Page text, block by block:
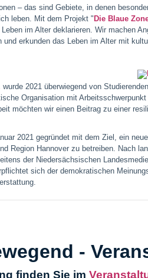
– das sind Gebiete, in denen
leben. Mit dem Projekt " Die Blaue
im Alter deklarieren. Wir machen
und erkunden das Leben im Alter mit
wurde 2021 überwiegend von
Organisation mit
möchten wir einen Beitrag zu einer
2021 gegründet mit dem Ziel, ein
Region Hannover zu betreiben. Nach
der Niedersächsischen
sich der demokratischen
-
finden Sie im